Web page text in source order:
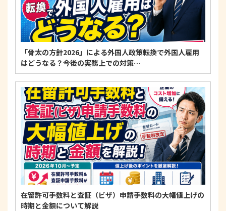
「骨太の方針2026」による外国人政策転換で外国人雇用
はどうなる？今後の実務上での対策…
在留許可手数料と査証（ビザ）申請手数料の大幅値上げの
時期と金額について解説